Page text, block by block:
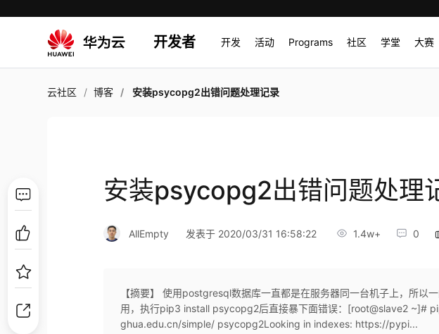
开发者 开发 活动 Programs 社区 学堂 大赛
云社区 博客 安装psycopg2出错问题处理记录
安装psycopg2出错问题处理
AllEmpty 发表于 2020/03/31 16:58:22 1.4w+ 0
【摘要】 使用postgresql数据库一直都是在服务器同一台机子上，所以
用，执行pip3 install psycopg2后直接暴下面错误：[root@slave2 ~]#
ghua.edu.cn/simple/ psycopg2Looking in indexes: https://pypi...